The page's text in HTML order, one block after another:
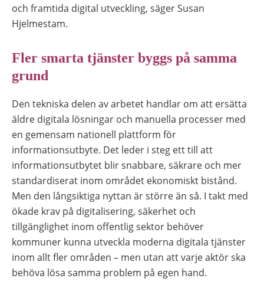
och framtida digital utveckling, säger Susan
Hjelmestam.
Fler smarta tjänster byggs på samma
grund
Den tekniska delen av arbetet handlar om att ersätta
äldre digitala lösningar och manuella processer med
en gemensam nationell plattform för
informationsutbyte. Det leder i steg ett till att
informationsutbytet blir snabbare, säkrare och mer
standardiserat inom området ekonomiskt bistånd.
Men den långsiktiga nyttan är större än så. I takt med
ökade krav på digitalisering, säkerhet och
tillgänglighet inom offentlig sektor behöver
kommuner kunna utveckla moderna digitala tjänster
inom allt fler områden – men utan att varje aktör ska
behöva lösa samma problem på egen hand.